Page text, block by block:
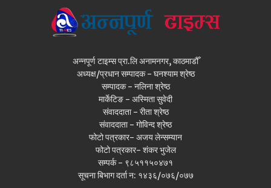
अन्नपूर्ण टाइम्स प्रा.लि अनामनगर, काठमाडौँ
अध्यक्ष/प्रधान सम्पादक - घनश्याम श्रेष्ठ
सम्पादक - नलिना श्रेष्ठ
मार्केटिङ - अस्मिता सुवेदी
संवाददाता - रीता श्रेष्ठ
संवाददाता - गोविन्द श्रेष्ठ
फोटो पत्रकार- अजय लेन्सम्यान
फोटो पत्रकार- शंकर भुजेल
सम्पर्क - ९८५११५०४७१
सूचना बिभाग दर्ता न: १४३६/०७६/०७७